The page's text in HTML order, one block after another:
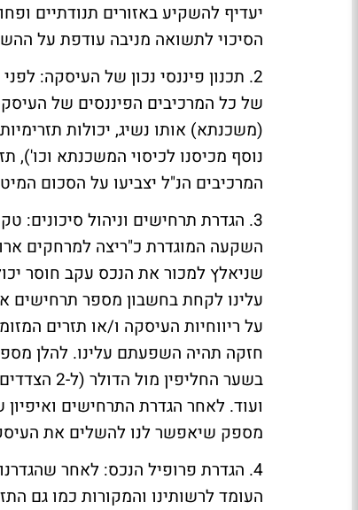
יעדיף להשקיע באזורים תנודתיים
הסיכוי לתשואה מניבה עודפת על
2. תכנון פיננסי נכון של העיסקה:
של כל המרכיבים הפיננסים של
(משכנתא) אותו נשיג, יכולות
נוסף מכיסנו לכיסוי המשכנתא וכו'),
המרכיבים הנ"ל יצביעו על הסכום
3. הגדרת תרחישים וניהול סיכונים:
השקעה המוגדרת כ"ריצה למרחקים
שניאלץ למכור את הנכס עקב חוסר
עלינו לקחת בחשבון מספר תרחישים
על ריווחיות העיסקה ו/או תזרים
חזקה תהיה השפעתם עלינו. להלן
בשער
ועוד. לאחר הגדרת התרחישים
מספק שיאפשר לנו להשלים את
4. הגדרת פרופיל הנכס: לאחר
העומד לרשותינו והמקורות כמו גם